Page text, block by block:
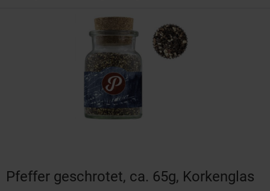
Pfeffer geschrotet, ca. 65g, Korkenglas